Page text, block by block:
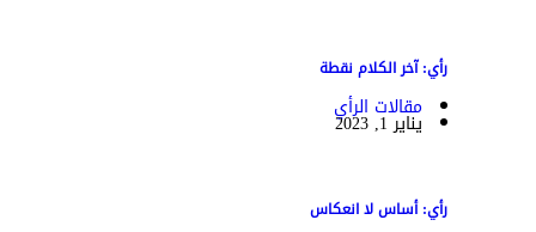
رأي: آخر الكلام نقطة
مقالات الرأي
يناير 1, 2023
رأي: أساس لا انعكاس